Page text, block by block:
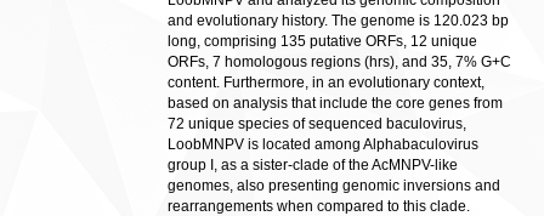
and evolutionary history. The genome is 120.023 bp
long, comprising 135 putative ORFs, 12 unique
ORFs, 7 homologous regions (hrs), and 35, 7% G+C
content. Furthermore, in an evolutionary context,
based on analysis that include the core genes from
72 unique species of sequenced baculovirus,
LoobMNPV is located among Alphabaculovirus
group I, as a sister-clade of the AcMNPV-like
genomes, also presenting genomic inversions and
rearrangements when compared to this clade.